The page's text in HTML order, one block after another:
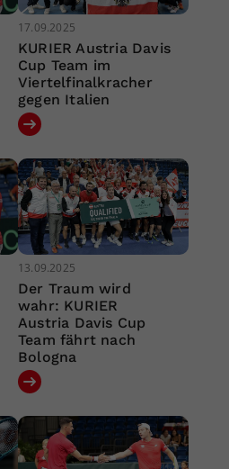
17.09.2025
KURIER Austria Davis
Cup Team im
Viertelfinalkracher
gegen Italien
13.09.2025
Der Traum wird
wahr: KURIER
Austria Davis Cup
Team fährt nach
Bologna